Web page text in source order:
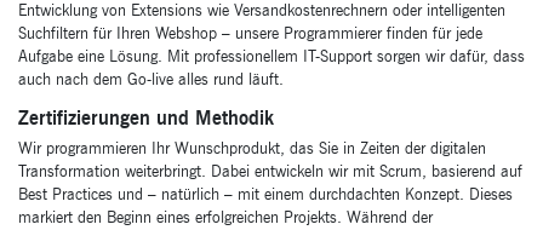
Entwicklung von Extensions wie Versandkostenrechnern oder intelligenten
Suchfiltern für Ihren Webshop – unsere Programmierer finden für jede
Aufgabe eine Lösung. Mit professionellem IT-Support sorgen wir dafür, dass
auch nach dem Go-live alles rund läuft.
Zertifizierungen und Methodik
Wir programmieren Ihr Wunschprodukt, das Sie in Zeiten der digitalen
Transformation weiterbringt. Dabei entwickeln wir mit Scrum, basierend auf
Best Practices und – natürlich – mit einem durchdachten Konzept. Dieses
markiert den Beginn eines erfolgreichen Projekts. Während der